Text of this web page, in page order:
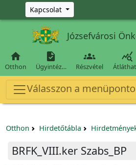
Ugrás a fő tartalomra
Kapcsolat
Józsefvárosi

Otthon

Ügyintéz…

Részvétel

Válasszon a
Otthon Hirdetőtábla
BRFK_VIII.ker Szabs_BP